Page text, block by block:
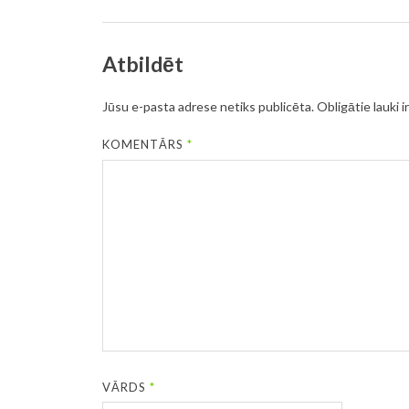
Atbildēt
Jūsu e-pasta adrese netiks publicēta.Obligātie lauki
KOMENTĀRS*
VĀRDS*